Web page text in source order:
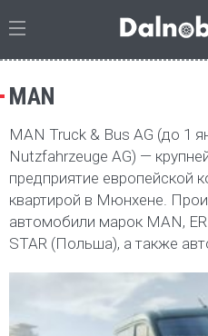
MAN
MAN Truck & Bus AG (до 1
Nutzfahrzeuge AG) —
предприятие европейской
квартирой в Мюнхене.
автомобили марок MAN,
STAR (Польша), а также